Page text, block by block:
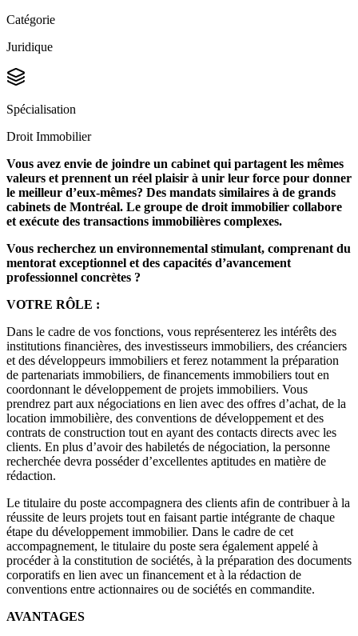
Catégorie
Juridique
Spécialisation
Droit Immobilier
Vous avez envie de joindre un cabinet qui partagent les mêmes
valeurs et prennent un réel plaisir à unir leur force pour donner
le meilleur d’eux-mêmes? Des mandats similaires à de grands
cabinets de Montréal. Le groupe de droit immobilier collabore
et exécute des transactions immobilières complexes.
Vous recherchez un environnemental stimulant, comprenant du
mentorat exceptionnel et des capacités d’avancement
professionnel concrètes ?
VOTRE RÔLE :
Dans le cadre de vos fonctions, vous représenterez les intérêts des
institutions financières, des investisseurs immobiliers, des créanciers
et des développeurs immobiliers et ferez notamment la préparation
de partenariats immobiliers, de financements immobiliers tout en
coordonnant le développement de projets immobiliers. Vous
prendrez part aux négociations en lien avec des offres d’achat, de la
location immobilière, des conventions de développement et des
contrats de construction tout en ayant des contacts directs avec les
clients. En plus d’avoir des habiletés de négociation, la personne
recherchée devra posséder d’excellentes aptitudes en matière de
rédaction.
Le titulaire du poste accompagnera des clients afin de contribuer à la
réussite de leurs projets tout en faisant partie intégrante de chaque
étape du développement immobilier. Dans le cadre de cet
accompagnement, le titulaire du poste sera également appelé à
procéder à la constitution de sociétés, à la préparation des documents
corporatifs en lien avec un financement et à la rédaction de
conventions entre actionnaires ou de sociétés en commandite.
AVANTAGES